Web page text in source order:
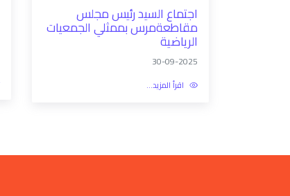
اجتماع السيد رئيس مجلس
مقاطعةمرس بممثلي الجمعيات
الرياضية
30-09-2025
اقرأ المزيد...